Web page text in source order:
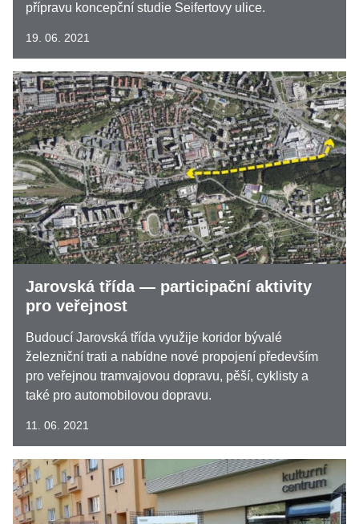
přípravu koncepční studie Seifertovy ulice.
19. 06. 2021
Jarovská třída — participační aktivity
pro veřejnost
Budoucí Jarovská třída využije koridor bývalé
železniční trati a nabídne nové propojení především
pro veřejnou tramvajovou dopravu, pěší, cyklisty a
také pro automobilovou dopravu.
11. 06. 2021